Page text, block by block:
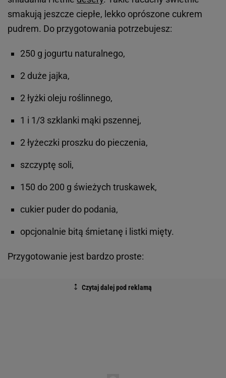
smakują jeszcze ciepłe, lekko oprószone cukrem
pudrem. Do przygotowania potrzebujesz:
250 g jogurtu naturalnego,
2 duże jajka,
2 łyżki oleju roślinnego,
1 i 1/3 szklanki mąki pszennej,
2 łyżeczki proszku do pieczenia,
szczyptę soli,
150 do 200 g świeżych truskawek,
cukier puder do podania,
opcjonalnie bitą śmietanę i listki mięty.
Przygotowanie jest bardzo proste: